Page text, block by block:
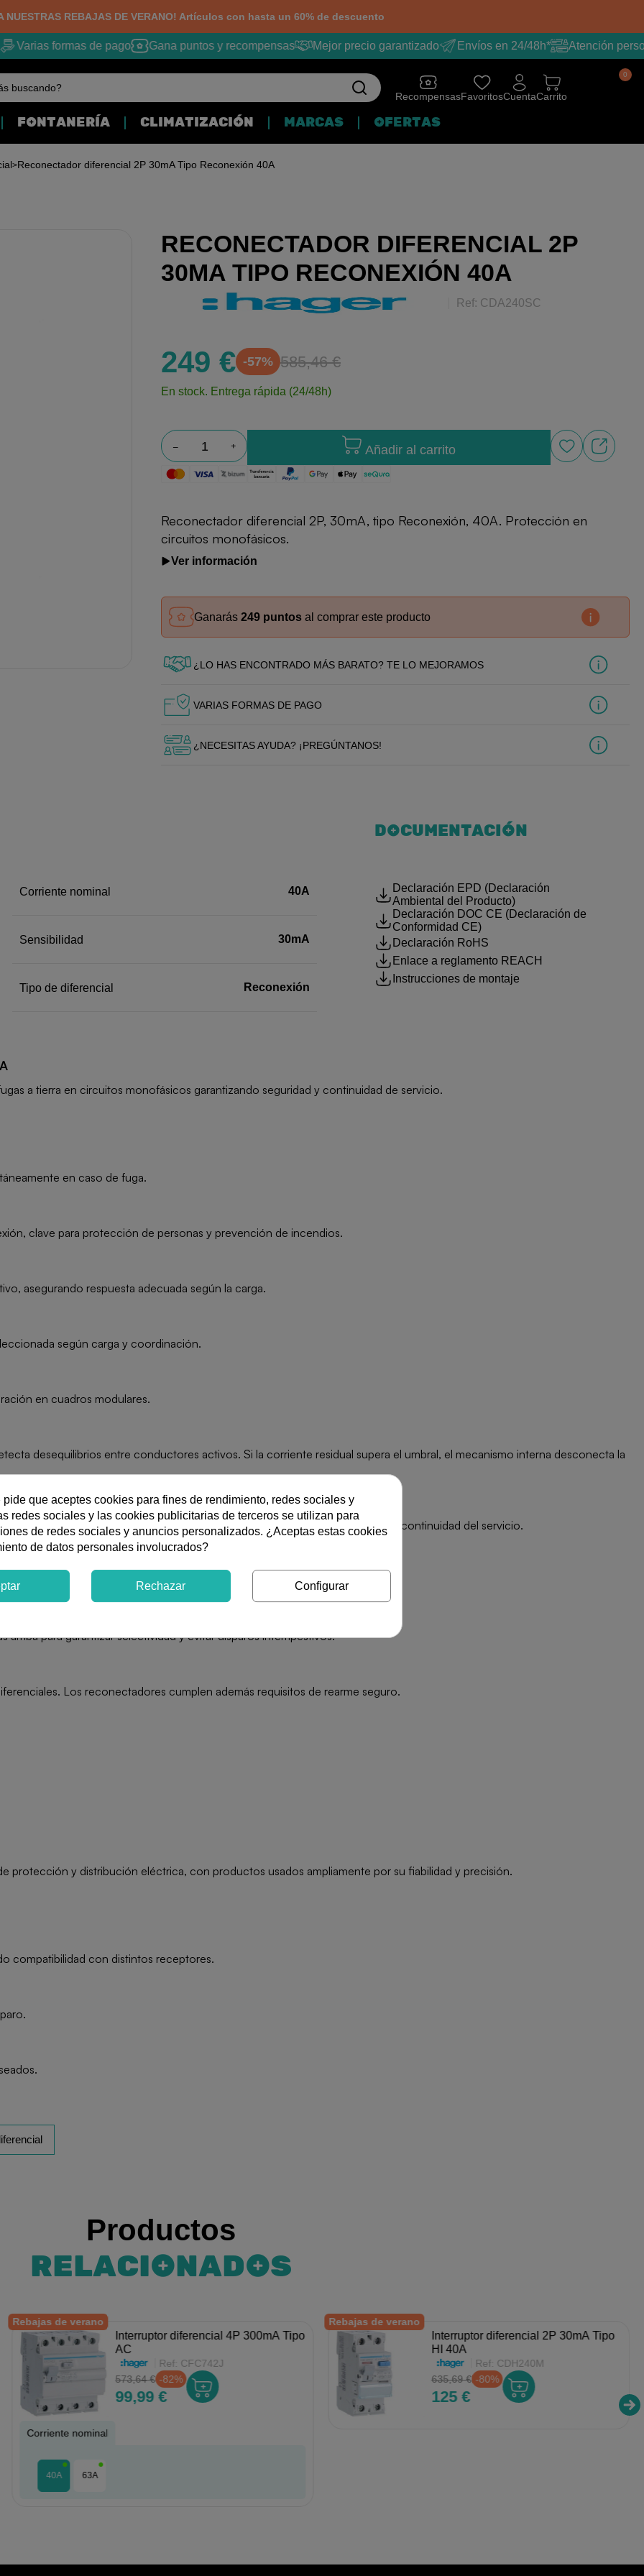
NUESTRAS REBAJAS DE VERANO! Artículos con hasta un 60% de descuento
Varias formas de pago Gana puntos y recompensas Mejor precio garantizado Envíos en 24/48h* Atención
buscando?
RecompensasFavoritosCuentaCarrito
0
FONTANERÍA CLIMATIZACIÓN MARCAS OFERTAS
Reconectador diferencial 2P 30mA Tipo Reconexión 40A
RECONECTADOR DIFERENCIAL 2P
30MA TIPO RECONEXIÓN 40A
Ref: CDA240SC
249 € -57% 585,46 €
En stock. Entrega rápida (24/48h)
Añadir al carrito
Reconectador diferencial 2P, 30mA, tipo Reconexión, 40A. Protección en
circuitos monofásicos.
Ver información
Ganarás 249 puntos al comprar este producto
¿LO HAS ENCONTRADO MÁS BARATO? TE LO MEJORAMOS
VARIAS FORMAS DE PAGO
¿NECESITAS AYUDA? ¡PREGÚNTANOS!
Corriente nominal 40A
Sensibilidad 30mA
Tipo de diferencial Reconexión
DOCUMENTACIÓN
Declaración EPD (Declaración
Ambiental del Producto)
Declaración DOC CE (Declaración de
Conformidad CE)
Declaración RoHS
Enlace a reglamento REACH
Instrucciones de montaje
a tierra en circuitos monofásicos garantizando seguridad y continuidad de servicio.
en caso de fuga.
clave para protección de personas y prevención de incendios.
asegurando respuesta adecuada según la carga.
según carga y coordinación.
en cuadros modulares.
desequilibrios entre conductores activos. Si la corriente residual supera el umbral, el mecanismo interna desconecta la
el número de polos. La selección correcta garantiza seguridad, selectividad y continuidad del servicio.
de iluminación, tomas de corriente y cargas electrónicas.
para garantizar selectividad y evitar disparos intempestivos.
Los reconectadores cumplen además requisitos de rearme seguro.
protección y distribución eléctrica, con productos usados ampliamente por su fiabilidad y precisión.
compatibilidad con distintos receptores.
Productos
RELACIONADOS
Rebajas de verano
Interruptor diferencial 4P 300mA Tipo
AC
Ref: CFC742J
573,64 € -82%
99,99 €
Corriente nominal
40A 63A
Rebajas de verano
Interruptor diferencial 2P 30mA Tipo
HI 40A
Ref: CDH240M
635,69 € -80%
125 €
pide que aceptes cookies para fines de rendimiento, redes sociales y
redes sociales y las cookies publicitarias de terceros se utilizan para
de redes sociales y anuncios personalizados. ¿Aceptas estas cookies
de datos personales involucrados?
Rechazar Configurar